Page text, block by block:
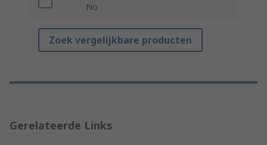
No
Zoek vergelijkbare producten
Gerelateerde Links